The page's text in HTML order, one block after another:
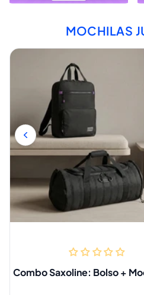
MOCHILAS
Combo Saxoline: Bolso +